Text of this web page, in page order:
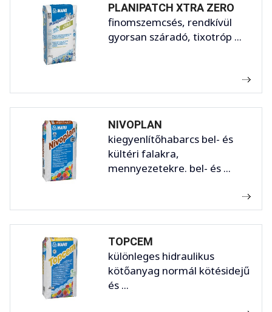
PLANIPATCH XTRA ZERO
finomszemcsés, rendkívül
gyorsan száradó, tixotróp ...
NIVOPLAN
kiegyenlítőhabarcs bel- és
kültéri falakra,
mennyezetekre. bel- és ...
TOPCEM
különleges hidraulikus
kötőanyag normál kötésidejű
és ...